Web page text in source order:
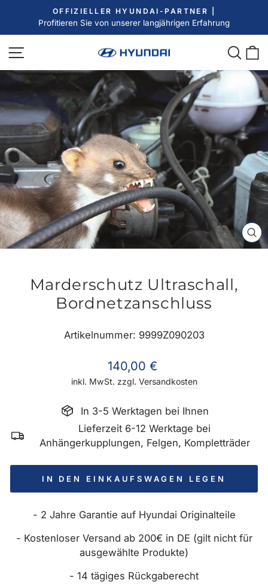
Inhalt
Pause
OFFIZIELLER HYUNDAI-PARTNER |
Profitieren Sie von unserer langjährigen Erfahrung
Seitennavigation
Marderschutz Ultraschall,
Bordnetzanschluss
Artikelnummer: 9999Z090203
Normaler
Preis
140,00 €
inkl. MwSt. zzgl. Versandkosten
In 3-5 Werktagen bei Ihnen
Lieferzeit 6-12 Werktage bei
Anhängerkupplungen, Felgen, Kompletträder
IN DEN EINKAUFSWAGEN LEGEN
- 2 Jahre Garantie auf Hyundai Originalteile
- Kostenloser Versand ab 200€ in DE (gilt nicht für
ausgewählte Produkte)
- 14 tägiges Rückgaberecht